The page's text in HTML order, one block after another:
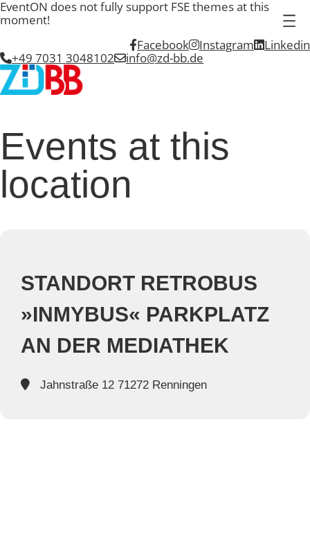
EventON does not fully support FSE themes at this
moment!
Facebook
Instagram
Linkedin
+49 7031 3048102
info@zd-bb.de
Events at this
location
STANDORT RETROBUS
»INMYBUS« PARKPLATZ
AN DER MEDIATHEK
Jahnstraße 12 71272 Renningen